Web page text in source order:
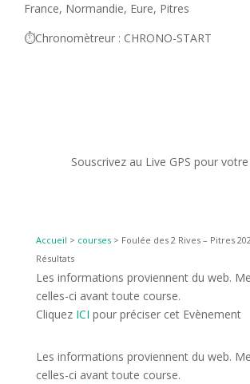
France, Normandie, Eure, Pitres
⏱️Chronomètreur : CHRONO-START
Souscrivez au Live GPS pour
Accueil > courses> Foulée des 2 Rives – Pitres
Résultats
Les informations proviennent du web.
celles-ci avant toute course.
Cliquez ICI pour préciser cet Evènement
Les informations proviennent du web.
celles-ci avant toute course.